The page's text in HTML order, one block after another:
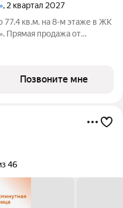
, 2 квартал 2027
77.4 кв.м. на 8-м этаже в ЖК
Прямая продажа от
премиум-класса на
Позвоните мне
46